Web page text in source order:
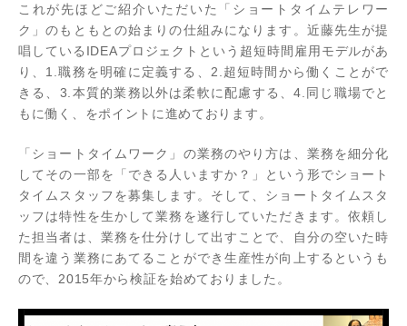
これが先ほどご紹介いただいた「ショートタイムテレワー
ク」のもともとの始まりの仕組みになります。近藤先生が提
唱しているIDEAプロジェクトという超短時間雇用モデルがあ
り、1.職務を明確に定義する、2.超短時間から働くことがで
きる、3.本質的業務以外は柔軟に配慮する、4.同じ職場でと
もに働く、をポイントに進めております。
「ショートタイムワーク」の業務のやり方は、業務を細分化
してその一部を「できる人いますか？」という形でショート
タイムスタッフを募集します。そして、ショートタイムスタ
ッフは特性を生かして業務を遂行していただきます。依頼し
た担当者は、業務を仕分けして出すことで、自分の空いた時
間を違う業務にあてることができ生産性が向上するというも
ので、2015年から検証を始めておりました。